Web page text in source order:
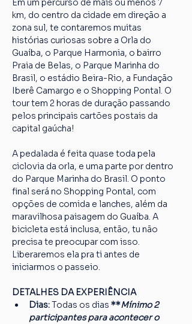
Em um percurso de mais ou menos 7
km, do centro da cidade em direção a
zona sul, te contaremos muitas
histórias curiosas sobre a Orla do
Guaíba, o Parque Harmonia, o bairro
Praia de Belas, o Parque Marinha do
Brasil, o estádio Beira-Rio, a Fundação
Iberê Camargo e o Shopping Pontal. O
tour tem 2 horas de duração passando
pelos principais cartões postais da
capital gaúcha!
A pedalada é feita quase toda pela
ciclovia da orla, e uma parte por dentro
do Parque Marinha do Brasil. O ponto
final será no Shopping Pontal, com
opções de comida e lanches, além da
maravilhosa paisagem do Guaíba. A
bicicleta está inclusa, então, tu não
precisa te preocupar com isso.
Liberaremos ela pra ti antes de
iniciarmos o passeio.
DETALHES DA EXPERIÊNCIA
Dias: Todas os dias **Mínimo 2
participantes para acontecer o